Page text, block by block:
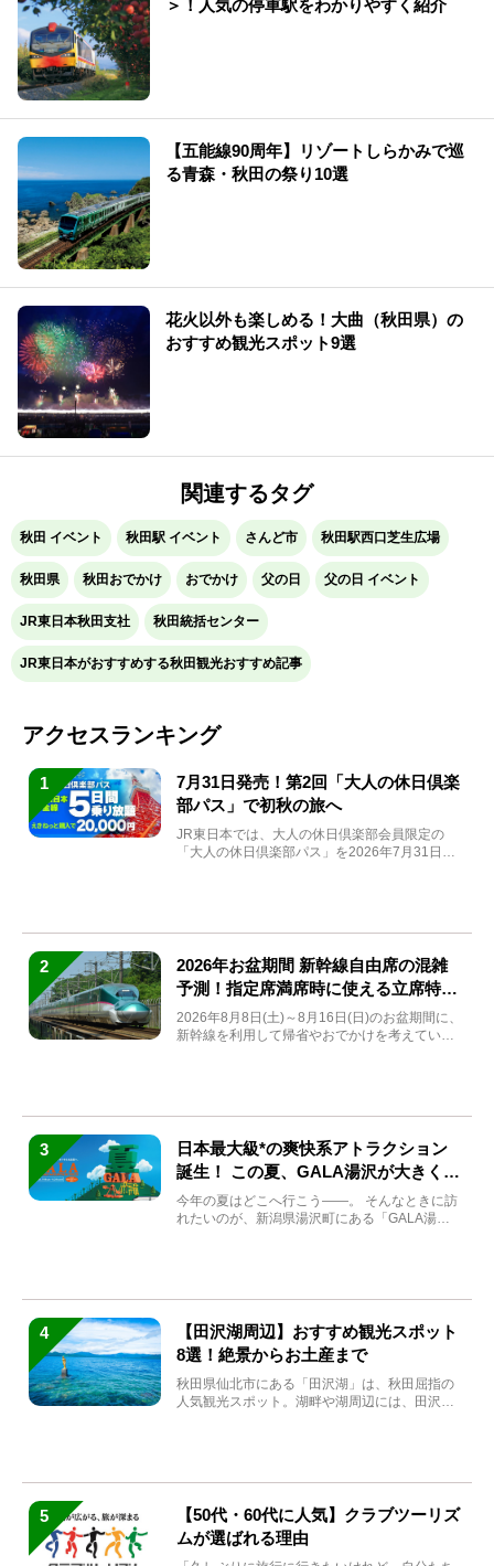
＞！人気の停車駅をわかりやすく紹介
【五能線90周年】リゾートしらかみで巡
る青森・秋田の祭り10選
花火以外も楽しめる！大曲（秋田県）の
おすすめ観光スポット9選
関連するタグ
秋田 イベント 秋田駅 イベント さんど市 秋田駅西口芝生広場
秋田県 秋田おでかけ おでかけ 父の日 父の日 イベント
JR東日本秋田支社 秋田統括センター
JR東日本がおすすめする秋田観光おすすめ記事
アクセスランキング
1
7月31日発売！第2回「大人の休日倶楽
部パス」で初秋の旅へ
JR東日本では、大人の休日倶楽部会員限定の
「大人の休日倶楽部パス」を2026年7月31日
2
2026年お盆期間 新幹線自由席の混雑
予測！指定席満席時に使える立席特急
券も解説
2026年8月8日(土)～8月16日(日)のお盆期間に、
新幹線を利用して帰省やおでかけを考えている
3
日本最大級*の爽快系アトラクション
誕生！ この夏、GALA湯沢が大きく生
まれ変わる
今年の夏はどこへ行こう――。 そんなときに訪
れたいのが、新潟県湯沢町にある「GALA湯
4
【田沢湖周辺】おすすめ観光スポット
8選！絶景からお土産まで
秋田県仙北市にある「田沢湖」は、秋田屈指の
人気観光スポット。湖畔や湖周辺には、田沢湖
5
【50代・60代に人気】クラブツーリズ
ムが選ばれる理由